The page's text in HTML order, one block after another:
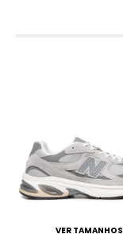
VER TAMANHOS